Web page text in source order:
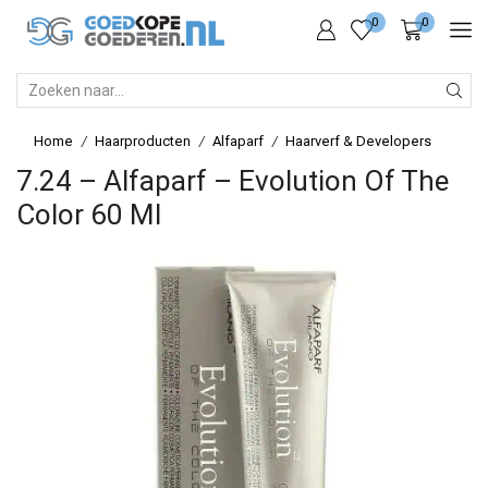
0 0
Home / Haarproducten / Alfaparf / Haarverf & Developers
7.24 – Alfaparf – Evolution Of The
Color 60 Ml